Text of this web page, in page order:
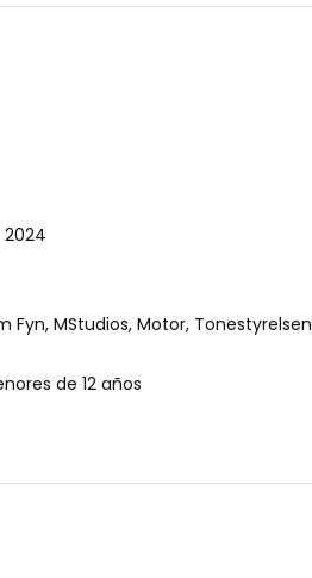
2024
Fyn, MStudios, Motor, Tonestyrelsen
de 12 años